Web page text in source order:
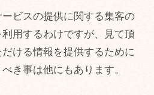
ビスの提供に関する集客の
用するわけですが、見て頂
ける情報を提供するために
き事は他にもあります。